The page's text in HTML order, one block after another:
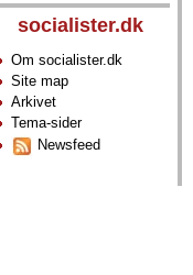
socialister.dk
Om socialister.dk
Site map
Arkivet
Tema-sider
Newsfeed